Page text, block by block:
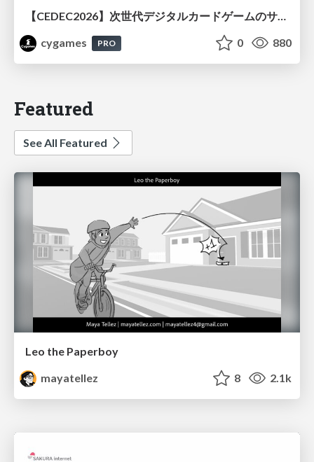
【CEDEC2026】次世代デジタルカードゲームのサーバー設計と運用 〜『Shadowverse: Worlds Beyond』の舞台裏～
cygames
PRO 0 880
Featured
See All Featured
Leo the Paperboy
mayatellez
8 2.1k